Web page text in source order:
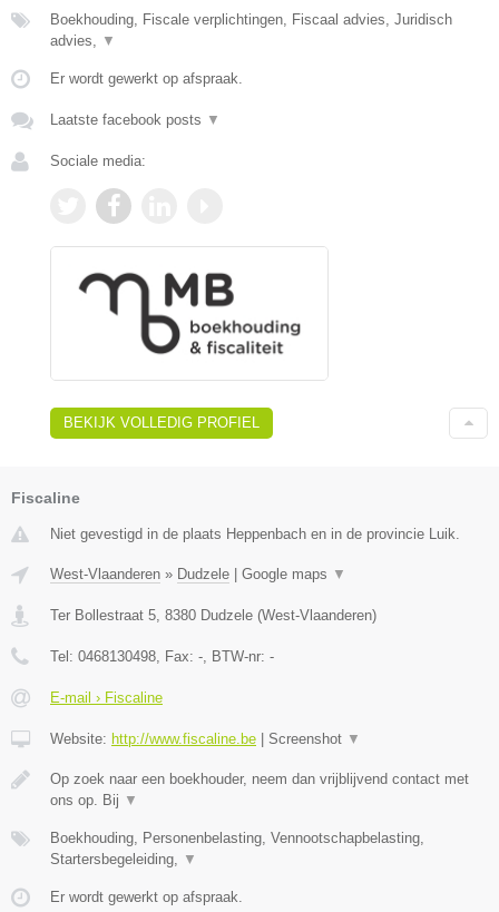
Boekhouding, Fiscale verplichtingen, Fiscaal advies, Juridisch
advies, ▼
Er wordt gewerkt op afspraak.
Laatste facebook posts ▼
Sociale media:
BEKIJK VOLLEDIG PROFIEL
Fiscaline
Niet gevestigd in de plaats Heppenbach en in de provincie Luik.
West-Vlaanderen » Dudzele Google maps ▼
Ter Bollestraat 5, 8380 Dudzele (West-Vlaanderen)
Tel: 0468130498, Fax: -, BTW-nr: -
E-mail › Fiscaline
Website: http://www.fiscaline.be Screenshot ▼
Op zoek naar een boekhouder, neem dan vrijblijvend contact met
ons op. Bij ▼
Boekhouding, Personenbelasting, Vennootschapbelasting,
Startersbegeleiding, ▼
Er wordt gewerkt op afspraak.